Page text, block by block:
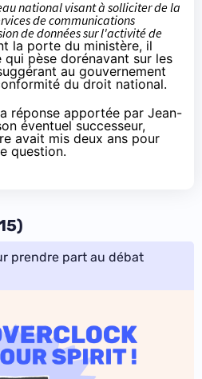
national visant à solliciter de la
de communications
de données sur l'activité de
la porte du ministère, il
qui pèse dorénavant sur les
au gouvernement
du droit national.
réponse apportée par Jean-
éventuel successeur,
avait mis deux ans pour
question.
prendre part au débat